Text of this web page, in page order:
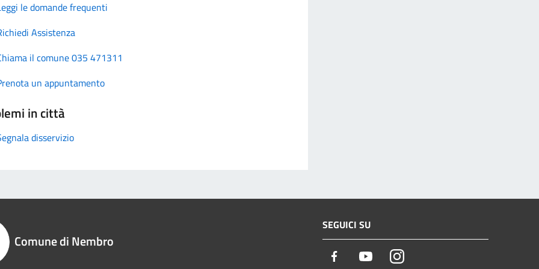
le domande frequenti
Assistenza
il comune 035 471311
un appuntamento
in città
disservizio
Comune di Nembro
SEGUICI SU
Facebook YoutubeInstagram